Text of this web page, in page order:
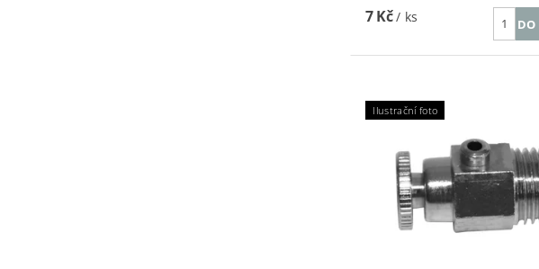
7 Kč/ ks
Ilustrační foto